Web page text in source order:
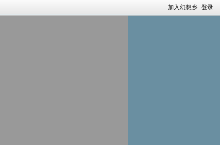
加入幻想乡 登录